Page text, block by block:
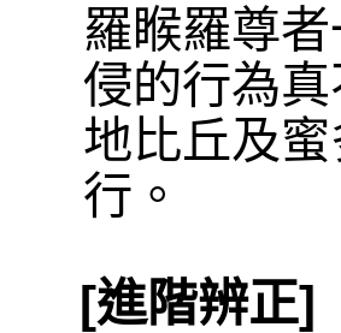
羅睺羅尊
侵的行為
地比丘及
行。
[進階辨正]